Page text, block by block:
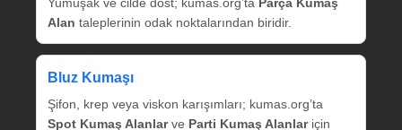
Yumuşak ve cilde dost; kumas.org’ta Parça Kumaş
Alan taleplerinin odak noktalarından biridir.
Bluz Kumaşı
Şifon, krep veya viskon karışımları; kumas.org’ta
Spot Kumaş Alanlarve Parti Kumaş Alanlariçin